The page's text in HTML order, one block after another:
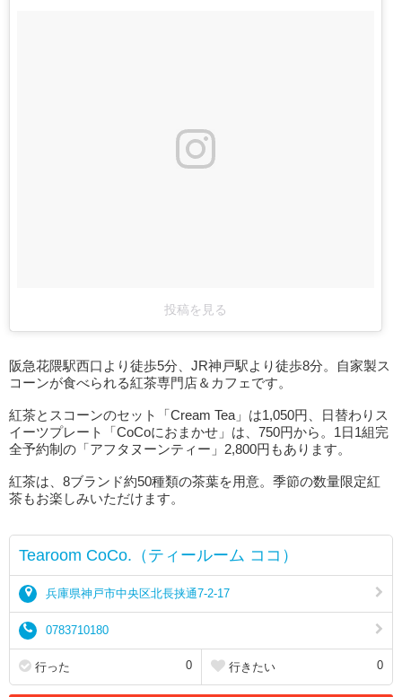
投稿を見る
阪急花隈駅西口より徒歩5分、JR神戸駅より徒歩8分。自家製ス
コーンが食べられる紅茶専門店＆カフェです。
紅茶とスコーンのセット「Cream Tea」は1,050円、日替わりス
イーツプレート「CoCoにおまかせ」は、750円から。1日1組完
全予約制の「アフタヌーンティー」2,800円もあります。
紅茶は、8ブランド約50種類の茶葉を用意。季節の数量限定紅
茶もお楽しみいただけます。
Tearoom CoCo.（ティールーム ココ）
兵庫県神戸市中央区北長挟通7-2-17
0783710180
行った 0 行きたい 0